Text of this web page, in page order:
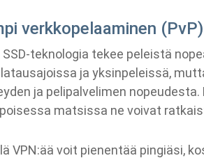
verkkopelaaminen (PvP)
SSD-teknologia tekee peleistä
ja yksinpeleissä,
ja pelipalvelimen
matsissa ne voivat
VPN:ää voit pienentää pingiäsi,